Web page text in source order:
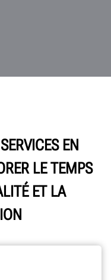
EN
LE TEMPS
ET LA